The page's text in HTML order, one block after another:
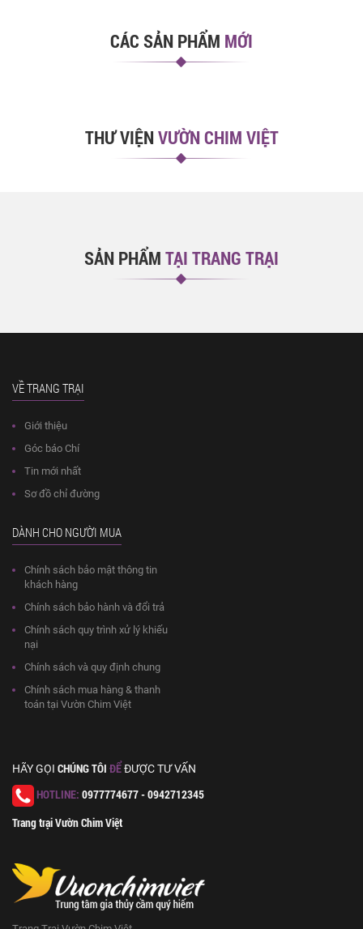
CÁC SẢN PHẨM MỚI
THƯ VIỆNVƯỜN CHIM VIỆT
SẢN PHẨM TẠI TRANG TRẠI
VỀ TRANG TRẠI
Giới thiệu
Góc báo Chí
Tin mới nhất
Sơ đồ chỉ đường
DÀNH CHO NGƯỜI MUA
Chính sách bảo mật thông tin
khách hàng
Chính sách bảo hành và đổi trả
Chính sách quy trình xử lý khiếu
nại
Chính sách và quy định chung
Chính sách mua hàng & thanh
toán tại Vườn Chim Việt
HÃY GỌI CHÚNG TÔI ĐỂĐƯỢC TƯ VẤN
HOTLINE: 0977774677 - 0942712345
Trang trại Vườn Chim Việt